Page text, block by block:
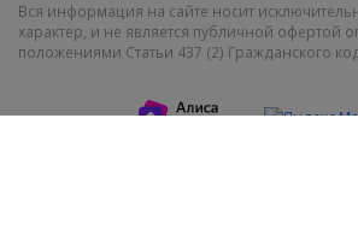
Вся информация на сайте носит
характер, и не является публичной офертой
положениями Статьи 437 (2) Гражданского